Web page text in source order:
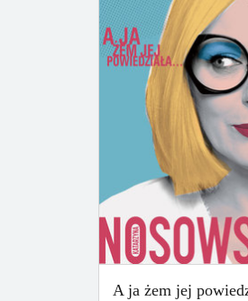
A ja żem jej